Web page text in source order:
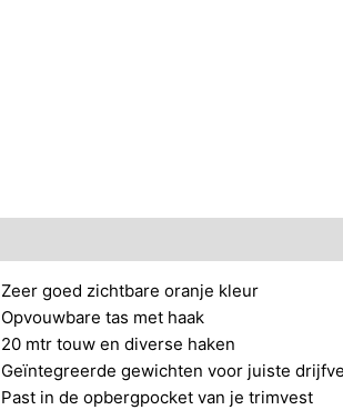
Zeer goed zichtbare oranje kleur
Opvouwbare tas met haak
20 mtr touw en diverse haken
Geïntegreerde gewichten voor juiste
Past in de opbergpocket van je trimvest